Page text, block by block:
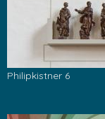
Philipkistner 6